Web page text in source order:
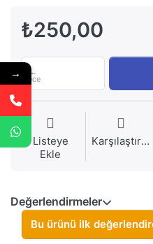
₺250,00
Piece
Listeye
Ekle
Karşılaştırma
Değerlendirmeler
Bu ürünü ilk
→